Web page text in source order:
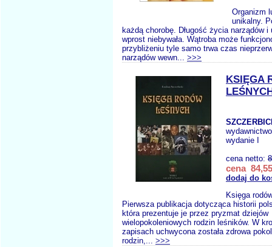
Organizm
unikalny.
każdą chorobę. Długość życia narządów i
wprost niebywała. Wątroba może
przybliżeniu tyle samo trwa czas
narządów wewn... >>>
KSIĘGA
wydanie I
cena netto:
cena
dodaj do
Księga
Pierwsza publikacja dotycząca historii
która prezentuje je przez pryzmat dziejów
wielopokoleniowych rodzin leśników. W
zapisach uchwycona została zdrowa
rodzin,... >>>